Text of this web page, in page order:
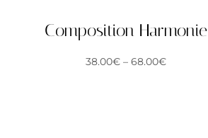
Composition Harmonie
38.00€ – 68.00€